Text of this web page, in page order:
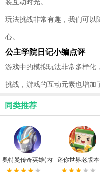
装互动时光。
玩法挑战非常有趣，我们可以
心。
公主学院日记小编点评
游戏中的模拟玩法非常多样化
挑战，游戏的互动元素也增加
同类推荐
奥特曼传奇英雄(内置mod菜单)最新
迷你世界老版